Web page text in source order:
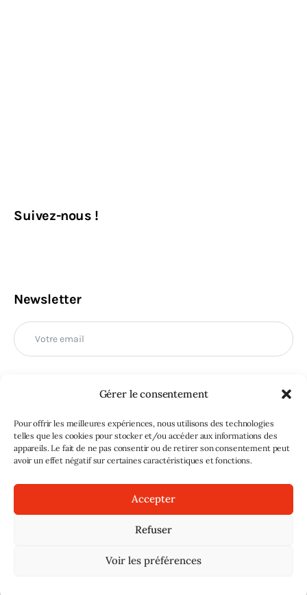
Gérer le consentement
Pour offrir les meilleures expériences, nous utilisons des technologies
telles que les cookies pour stocker et/ou accéder aux informations des
appareils. Le fait de ne pas consentir ou de retirer son consentement peut
avoir un effet négatif sur certaines caractéristiques et fonctions.
Accepter
Refuser
Voir les préférences
Suivez-nous !
Newsletter
M'INSCRIRE
© 2026. Tous droits réservés |